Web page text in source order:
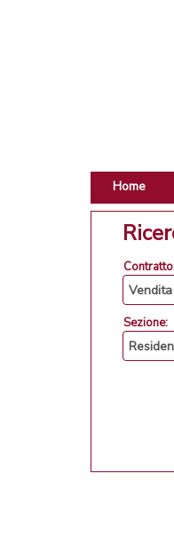
Home
Sezione: